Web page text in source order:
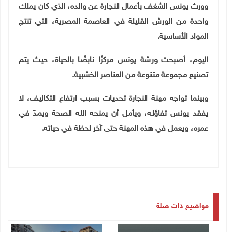
وورث يونس الشغف بأعمال النجارة عن والده، الذي كان يملك
واحدة من الورش القليلة في العاصمة المصرية، التي تنتج
المواد الأساسية.
اليوم، أصبحت ورشة يونس مركزًا نابضًا بالحياة، حيث يتم
تصنيع مجموعة متنوعة من العناصر الخشبية.
وبينما تواجه مهنة النجارة تحديات بسبب ارتفاع التكاليف، لا
يفقد يونس تفاؤله، ويأمل أن يمنحه الله الصحة ويمدّ في
عمره، ويعمل في هذه المهنة حتى آخر لحظة في حياته.
مواضيع ذات صلة